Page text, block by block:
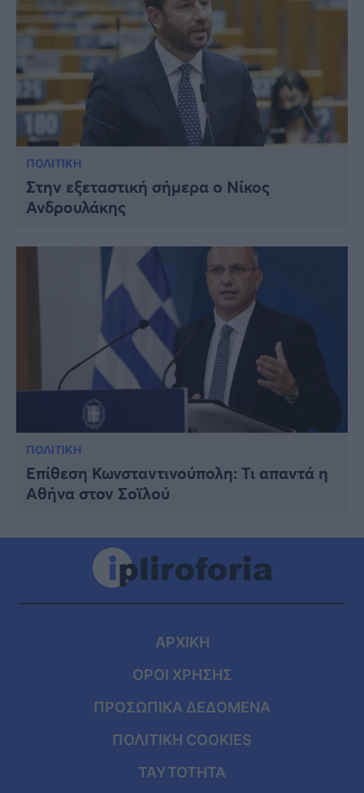
ΠΟΛΙΤΙΚΗ
Στην εξεταστική σήμερα ο Νίκος
Ανδρουλάκης
ΠΟΛΙΤΙΚΗ
Επίθεση Κωνσταντινούπολη: Τι απαντά η
Αθήνα στον Σοϊλού
ΑΡΧΙΚΗ
ΟΡΟΙ ΧΡΗΣΗΣ
ΠΡΟΣΩΠΙΚΑ ΔΕΔΟΜΕΝΑ
ΠΟΛΙΤΙΚΗ COOKIES
ΤΑΥΤΟΤΗΤΑ